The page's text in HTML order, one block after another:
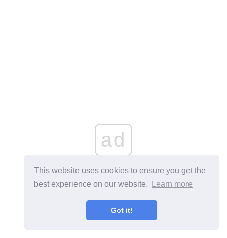
This website uses cookies to ensure you get the
best experience on our website.
Learn more
Got it!
ad